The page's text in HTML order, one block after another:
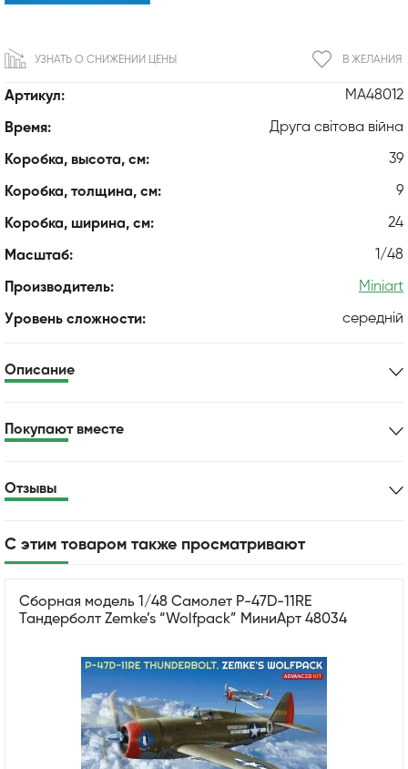
Артикул: MA48012
Время: Друга світова війна
Коробка, высота, см: 39
Коробка, толщина, см: 9
Коробка, ширина, см: 24
Масштаб: 1/48
Производитель: Miniart
Уровень сложности: середній
В ЖЕЛАНИЯ
УЗНАТЬ О СНИЖЕНИИ ЦЕНЫ
Описание
Покупают вместе
Отзывы
С этим товаром также просматривают
Сборная модель 1/48 Самолет P-47D-11RE
Тандерболт Zemke’s “Wolfpack” МиниАрт 48034